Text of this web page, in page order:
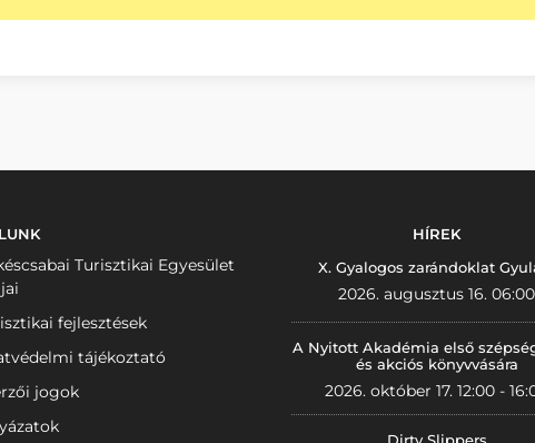
Turisztikai Egyesület
fejlesztések
tájékoztató
jogok
HÍREK
X. Gyalogos zarándoklat
2026. augusztus 16. 06:00
A Nyitott Akadémia első
és akciós könyvvására
2026. október 17. 12:00 -